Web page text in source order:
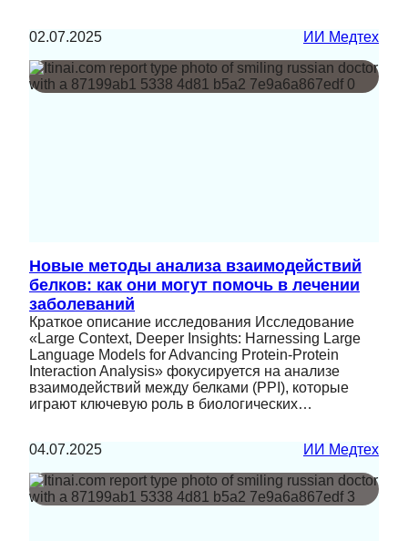
02.07.2025 ИИ Медтех
Новые методы анализа взаимодействий
белков: как они могут помочь в лечении
заболеваний
Краткое описание исследования Исследование
«Large Context, Deeper Insights: Harnessing Large
Language Models for Advancing Protein-Protein
Interaction Analysis» фокусируется на анализе
взаимодействий между белками (PPI), которые
играют ключевую роль в биологических…
04.07.2025 ИИ Медтех